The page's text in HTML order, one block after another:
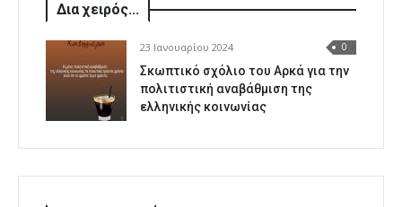
Δια χειρός...
23 Ιανουαρίου 2024 0
Σκωπτικό σχόλιο του Αρκά για την
πολιτιστική αναβάθμιση της
ελληνικής κοινωνίας